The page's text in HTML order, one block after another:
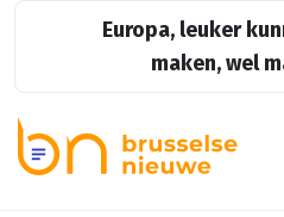
Europa, leuker
maken, wel